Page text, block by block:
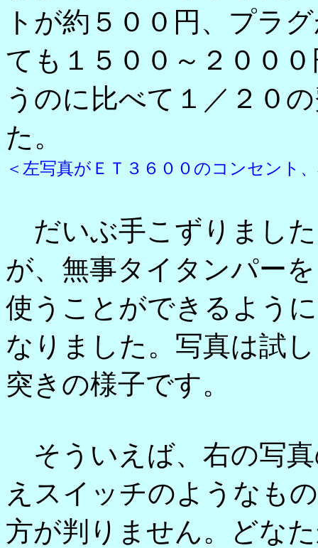
トが約５００円、プラ
ても１５００～２００
うのに比べて１／２０
た。
＜左写真がＥＴ３６００のコンセント
だいぶ手こずりました
が、無事タイタンパーを
使うことができるように
なりました。写真は試し
突きの様子です。
そういえば、右の写
えスイッチのようなも
方が判りません。どな